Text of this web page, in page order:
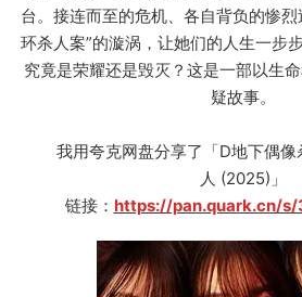
台。接连而至的危机、各自背负的惨
环杀人案”的漩涡，让她们的人生一步
究竟是荣耀还是毁灭？这是一部以生
疑故事。
我用夸克网盘分享了「D地下偶
人 (2025)」
链接： https://pan.quark.cn/